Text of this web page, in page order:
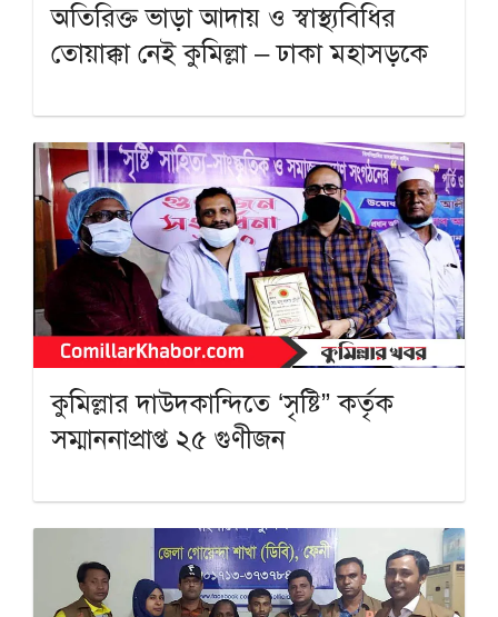
অতিরিক্ত ভাড়া আদায় ও স্বাস্থ্যবিধির
তোয়াক্কা নেই কুমিল্লা – ঢাকা মহাসড়কে
কুমিল্লার দাউদকান্দিতে ‘সৃষ্টি” কর্তৃক
সম্মাননাপ্রাপ্ত ২৫ গুণীজন